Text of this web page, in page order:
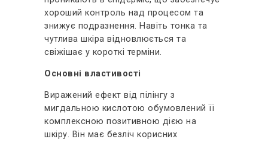
хороший контроль над процесом та
знижує подразнення. Навіть тонка та
чутлива шкіра відновлюється та
свіжішає у короткі терміни.
Основні властивості
Виражений ефект від пілінгу з
мигдальною кислотою обумовлений її
комплексною позитивною дією на
шкіру. Він має безліч корисних